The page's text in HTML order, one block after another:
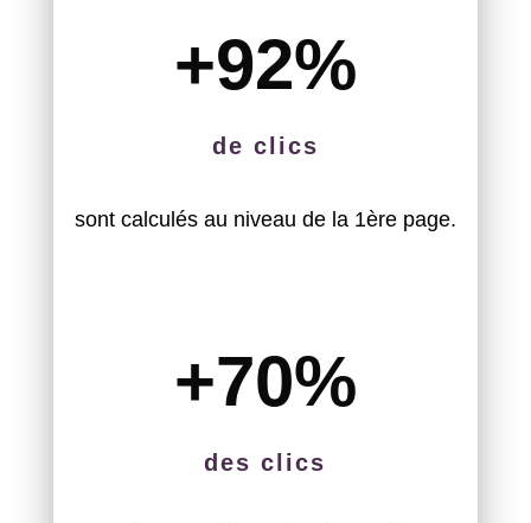
+92%
de clics
sont calculés au niveau de la 1ère page.
+70%
des clics